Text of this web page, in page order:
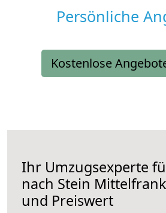
Persönliche
Kostenlose
Ihr Umzugsexperte
nach Stein
und Preiswert